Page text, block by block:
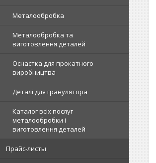
Металообробка
Металообробка та
виготовлення деталей
Оснастка для прокатного
виробництва
Деталі для гранулятора
Каталог всіх послуг
металообробки і
виготовлення деталей
Прайс-листы